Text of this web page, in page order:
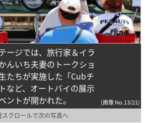
ージでは、旅行家＆イラ
んいち夫妻のトークショ
たちが実施した「Cubチ
など、オートバイの展示
ントが開かれた。
(画像 No.13/21)
スクロールで次の写真へ